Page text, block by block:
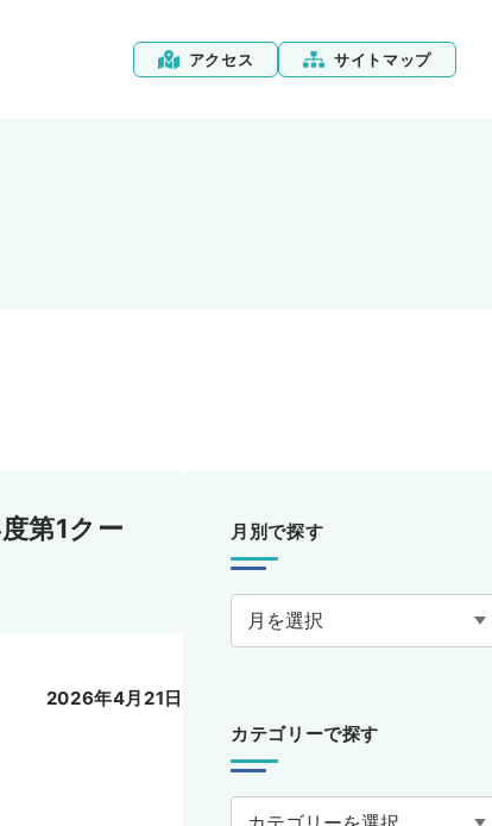
アクセス サイトマップ
第1クー
2026年4月21日
月別で探す
カテゴリーで探す